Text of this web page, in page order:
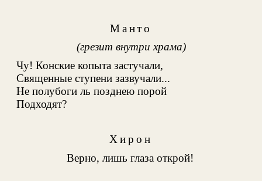
Манто
(грезит внутри храма)
Чу! Конские копыта застучали,
Священные ступени зазвучали...
Не полубоги ль позднею порой
Подходят?
Хирон
Верно, лишь глаза открой!